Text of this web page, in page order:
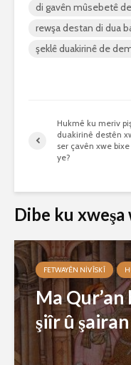
di gavên mûsebetê
rewşa destan di dua
şeklê duakirinê de
Hukmê ku meriv
duakirinê destên
ser çavên xwe bixe
ye?
Dibe ku xweşa
FETWAYÊN NIVÎSKÎ
Ma
şiîr û